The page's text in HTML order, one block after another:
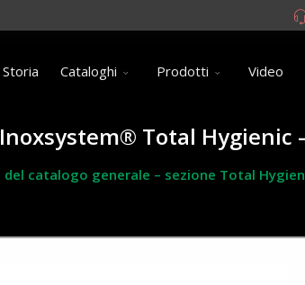
Storia Cataloghi Prodotti Video
Total Hygienic
del catalogo generale – sezione Total